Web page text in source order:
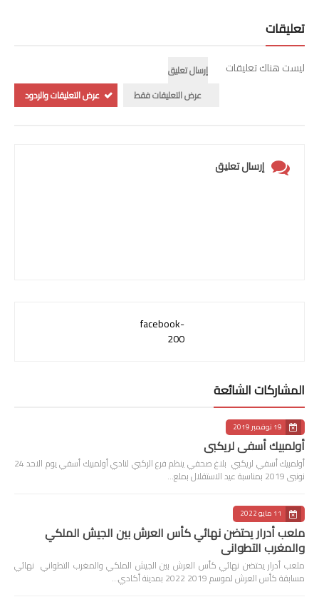
تعليقات
ليست هناك تعليقات
إرسال تعليق
عرض التعليقات فقط
عرض التعليقات والردود
إرسال تعليق
facebook-
200
المشاركات الشائعة
19 نوفمبر 2019
أولمبيك أسفي لريكبي
أولمبيك أسفي لريكبي بلاغ صحفي ينظم فرع الركبي لنادي أولمبيك أسفي يوم الاحد 24
نونبى 2019 بمناسبة عيد الاستقلال بملع…
11 مايو 2022
ملعب أدرار يحتضن نهائي كأس العرش بين الجيش الملكي
والمغرب التطواني
ملعب أدرار يحتضن نهائي كأس العرش بين الجيش الملكي والمغرب التطواني نهائي
مسابقة كأس العرش لموسم 2019 2022 بمدينة أكادي…